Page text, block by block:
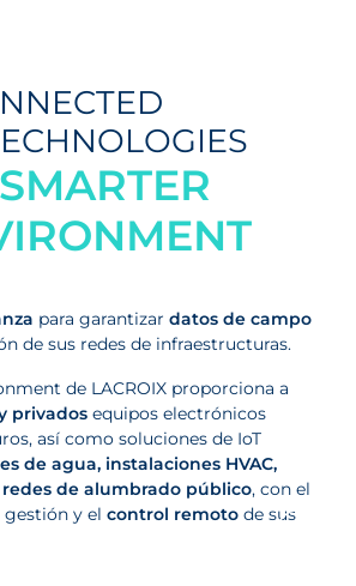
SMARTER
para garantizardatos decampo
de sus redes de infraestructuras.
de LACROIX proporciona a
privados equipos electrónicos
así como soluciones de IoT
de agua, instalaciones HVAC,
de alumbrado público, con el
gestión y elcontrol remoto de sus